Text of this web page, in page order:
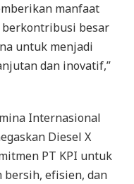
manfaat
berkontribusi besar
untuk menjadi
dan inovatif,”
Internasional
Diesel X
PT KPI untuk
bersih, efisien, dan